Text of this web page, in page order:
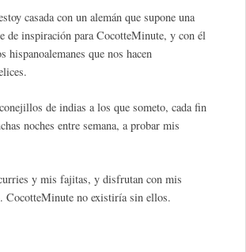
casada con un alemán que supone una
de inspiración para CocotteMinute, y con él
hispanoalemanes que nos hacen
de indias a los que someto, cada fin
noches entre semana, a probar mis
y mis fajitas, y disfrutan con mis
CocotteMinute no existiría sin ellos.